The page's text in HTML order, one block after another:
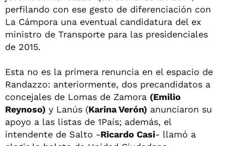
perfilando con ese gesto de diferenciación con
La Cámpora una eventual candidatura del ex
ministro de Transporte para las presidenciales
de 2015.
Esta no es la primera renuncia en el espacio de
Randazzo: anteriormente, dos precandidatos a
concejales de Lomas de Zamora (Emilio
Reynoso) y Lanús (Karina Verón) anunciaron su
apoyo a las listas de 1País; además, el
intendente de Salto -Ricardo Casi- llamó a